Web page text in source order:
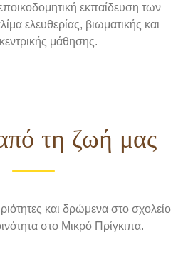
εκπαίδευση των
ελευθερίας, βιωματικής και
μάθησης.
τη ζωή μας
και δρώμενα στο σχολείο
στο Μικρό Πρίγκιπα.